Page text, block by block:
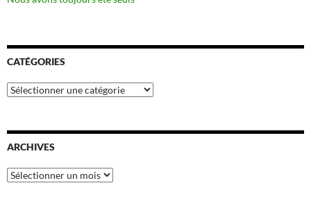
CATÉGORIES
Catégories
ARCHIVES
Archives